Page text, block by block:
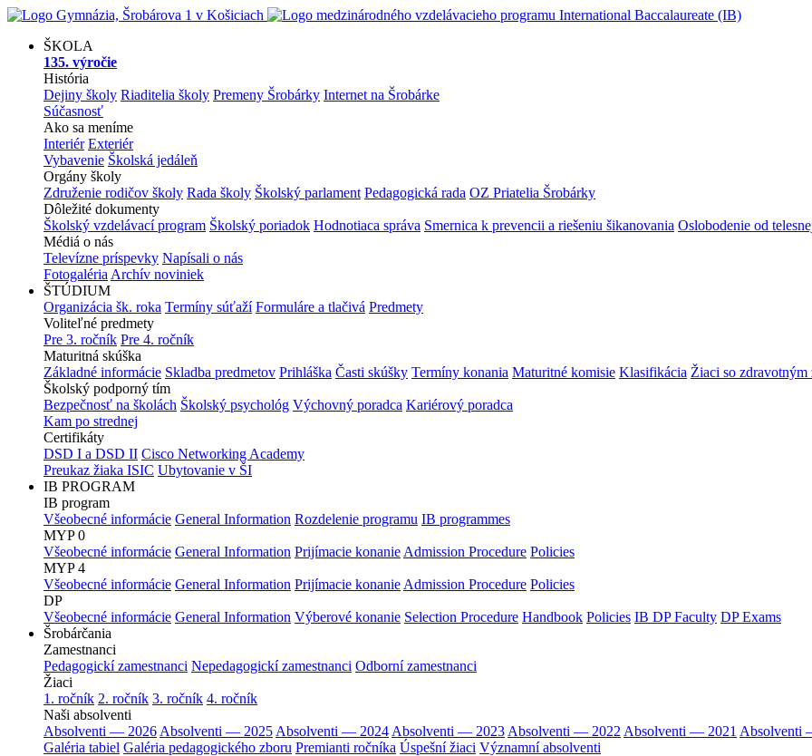
ŠKOLA
135. výročie
História
Dejiny školy Riaditelia školy Premeny Šrobárky Internet na Šrobárke
Súčasnosť
Ako sa meníme
Interiér Exteriér
Vybavenie Školská jedáleň
Orgány školy
Združenie rodičov školy Rada školy Školský parlament Pedagogická rada OZ Priatelia Šrobárky
Dôležité dokumenty
Školský vzdelávací program Školský poriadok Hodnotiaca správa Smernica k prevencii a riešeniu šikanovania Oslobodenie od
Médiá o nás
Televízne príspevky Napísali o nás
Fotogaléria Archív noviniek
ŠTÚDIUM
Organizácia šk. roka Termíny súťaží Formuláre a tlačivá Predmety
Voliteľné predmety
Pre 3. ročník Pre 4. ročník
Maturitná skúška
Základné informácie Skladba predmetov Prihláška Časti skúšky Termíny konania Maturitné komisie Klasifikácia Žiaci so
Školský podporný tím
Bezpečnosť na školách Školský psychológ Výchovný poradca Kariérový poradca
Kam po strednej
Certifikáty
DSD I a DSD II Cisco Networking Academy
Preukaz žiaka ISIC Ubytovanie v ŠI
IB PROGRAM
IB program
Všeobecné informácie General Information Rozdelenie programu IB programmes
MYP 0
Všeobecné informácie General Information Prijímacie konanie Admission Procedure Policies
MYP 4
Všeobecné informácie General Information Prijímacie konanie Admission Procedure Policies
DP
Všeobecné informácie General Information Výberové konanie Selection Procedure Handbook Policies IB DP Faculty DP Exams
Šrobárčania
Zamestnanci
Pedagogickí zamestnanci Nepedagogickí zamestnanci Odborní zamestnanci
Žiaci
1. ročník 2. ročník 3. ročník 4. ročník
Naši absolventi
Absolventi — 2026 Absolventi — 2025 Absolventi — 2024 Absolventi — 2023 Absolventi — 2022 Absolventi — 2021 Absolventi
Galéria tabiel Galéria pedagogického zboru Premianti ročníka Úspešní žiaci Významní absolventi